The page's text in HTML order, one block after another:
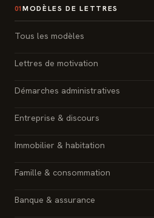
01 MODÈLES DE LETTRES
Tous les modèles
Lettres de motivation
Démarches administratives
Entreprise & discours
Immobilier & habitation
Famille & consommation
Banque & assurance